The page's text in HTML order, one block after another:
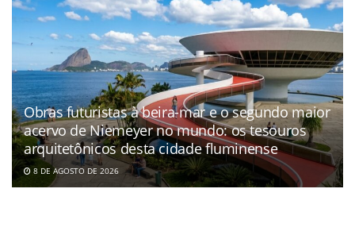
Obras futuristas à beira-mar e o segundo maior
acervo de Niemeyer no mundo: os tesouros
arquitetônicos desta cidade fluminense
8 DE AGOSTO DE 2026